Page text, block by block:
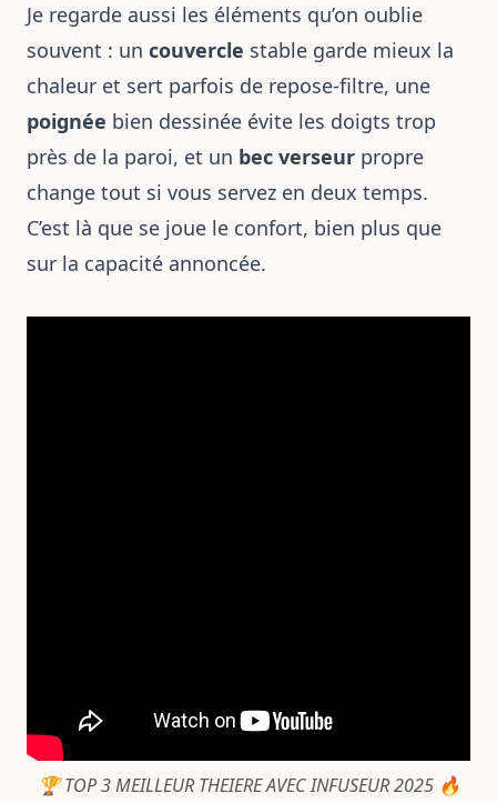
Je regarde aussi les éléments qu’on oublie
souvent : un couvercle stable garde mieux la
chaleur et sert parfois de repose-filtre, une
poignée bien dessinée évite les doigts trop
près de la paroi, et un bec verseur propre
change tout si vous servez en deux temps.
C’est là que se joue le confort, bien plus que
sur la capacité annoncée.
🏆 TOP 3 MEILLEUR THEIERE AVEC INFUSEUR 2025 🔥